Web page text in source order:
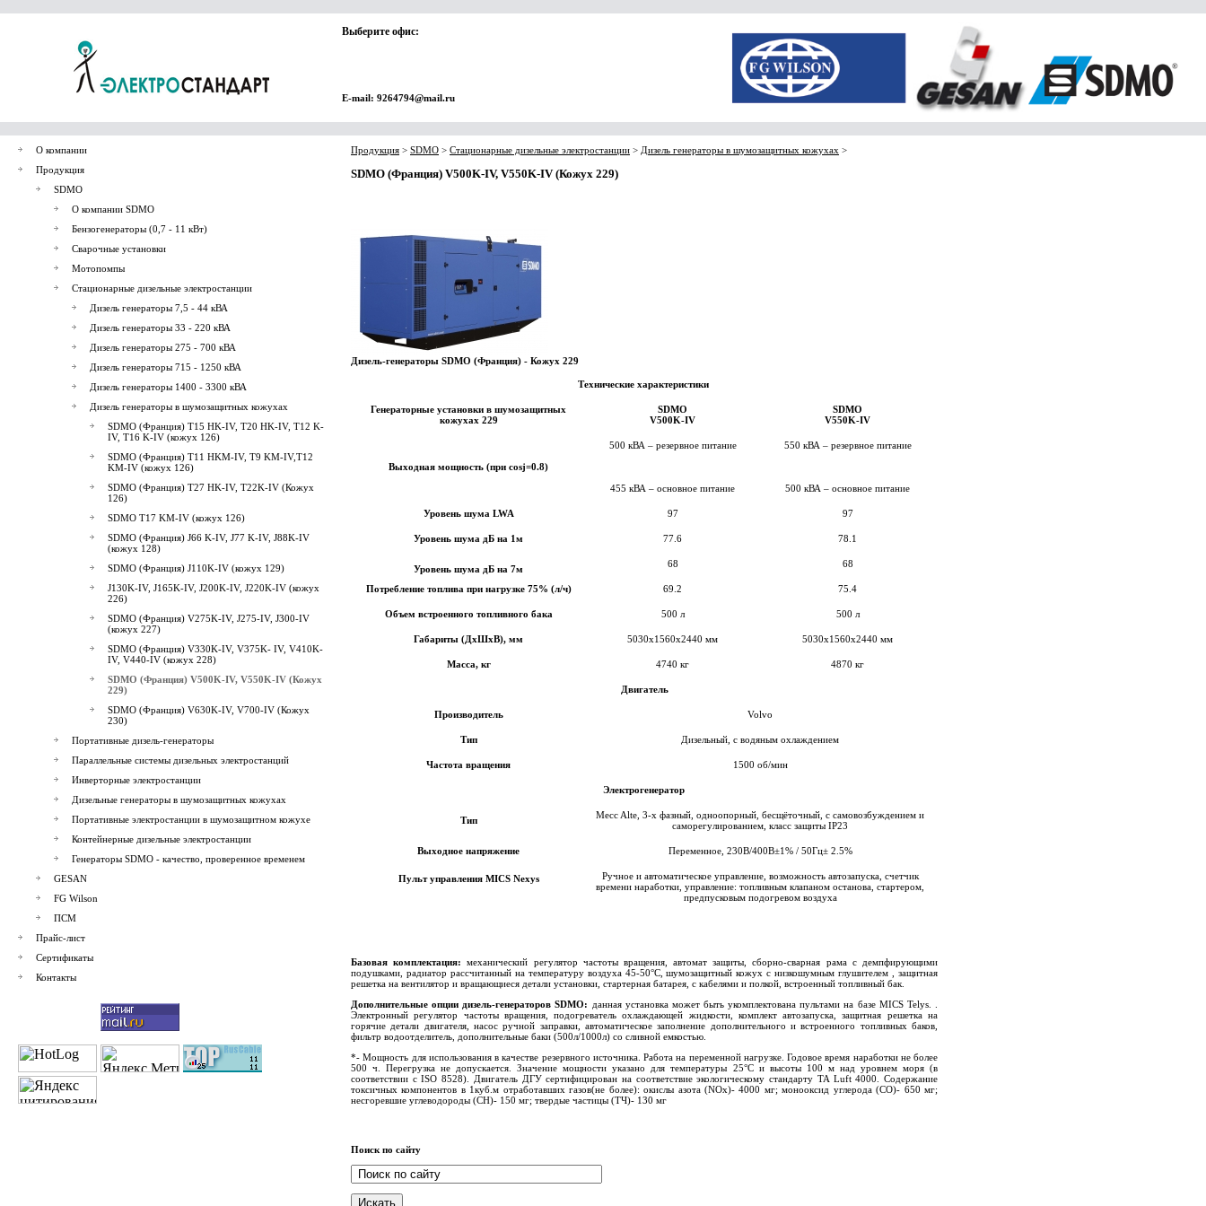
Выберите офис:
E-mail: 9264794@mail.ru
О компании
Продукция
SDMO
О компании SDMO
Бензогенераторы (0,7 - 11 кВт)
Сварочные установки
Мотопомпы
Стационарные дизельные электростанции
Дизель генераторы 7,5 - 44 кВА
Дизель генераторы 33 - 220 кВА
Дизель генераторы 275 - 700 кВА
Дизель генераторы 715 - 1250 кВА
Дизель генераторы 1400 - 3300 кВА
Дизель генераторы в шумозащитных кожухах
SDMO (Франция) T15 HK-IV, T20 HK-IV, T12 K-
IV, T16 K-IV (кожух 126)
SDMO (Франция) T11 HKМ-IV, T9 KМ-IV,T12
KМ-IV (кожух 126)
SDMO (Франция) T27 HK-IV, T22K-IV (Кожух
126)
SDMO T17 KМ-IV (кожух 126)
SDMO (Франция) J66 K-IV, J77 K-IV, J88K-IV
(кожух 128)
SDMO (Франция) J110K-IV (кожух 129)
J130K-IV, J165K-IV, J200K-IV, J220K-IV (кожух
226)
SDMO (Франция) V275K-IV, J275-IV, J300-IV
(кожух 227)
SDMO (Франция) V330K-IV, V375K- IV, V410K-
IV, V440-IV (кожух 228)
SDMO (Франция) V500K-IV, V550K-IV (Кожух
229)
SDMO (Франция) V630K-IV, V700-IV (Кожух
230)
Портативные дизель-генераторы
Параллельные системы дизельных электростанций
Инверторные электростанции
Дизельные генераторы в шумозащитных кожухах
Портативные электростанции в шумозащитном кожухе
Контейнерные дизельные электростанции
Генераторы SDMO - качество, проверенное временем
GESAN
FG Wilson
ПСМ
Прайс-лист
Сертификаты
Контакты
Продукция > SDMO > Стационарные дизельные электростанции > Дизель генераторы в шумозащитных кожухах >
SDMO (Франция) V500K-IV, V550K-IV (Кожух 229)
Дизель-генераторы SDMO (Франция) - Кожух 229
Технические характеристики
Генераторные установки в шумозащитных
кожухах 229
SDMO
V500K-IV
SDMO
V550K-IV
Выходная мощность (при cosj=0.8)
500 кВА – резервное питание
455 кВА – основное питание
550 кВА – резервное питание
500 кВА – основное питание
Уровень шума LWA 97 97
Уровень шума дБ на 1м 77.6 78.1
Уровень шума дБ на 7м 68 68
Потребление топлива при нагрузке 75% (л/ч) 69.2 75.4
Объем встроенного топливного бака 500 л 500 л
Габариты (ДхШхВ), мм 5030х1560х2440 мм 5030х1560х2440 мм
Масса, кг 4740 кг 4870 кг
Двигатель
Производитель Volvo
Тип Дизельный, с водяным охлаждением
Частота вращения 1500 об/мин
Электрогенератор
Тип
Mecc Alte, 3-х фазный, одноопорный, бесщёточный, с самовозбуждением и
саморегулированием, класс защиты IP23
Выходное напряжение Переменное, 230В/400В±1% / 50Гц± 2.5%
Пульт управления MICS Nexys
Ручное и автоматическое управление, возможность автозапуска, счетчик
времени наработки, управление: топливным клапаном останова, стартером,
предпусковым подогревом воздуха
Базовая комплектация: механический регулятор частоты вращения, автомат защиты, сборно-сварная рама с демпфирующими
подушками, радиатор рассчитанный на температуру воздуха 45-50°C, шумозащитный кожух с низкошумным глушителем , защитная
решетка на вентилятор и вращающиеся детали установки, стартерная батарея, с кабелями и полкой, встроенный топливный бак.
Дополнительные опции дизель-генераторов SDMO: данная установка может быть укомплектована пультами на базе MICS Telys. .
Электронный регулятор частоты вращения, подогреватель охлаждающей жидкости, комплект автозапуска, защитная решетка на
горячие детали двигателя, насос ручной заправки, автоматическое заполнение дополнительного и встроенного топливных баков,
фильтр водоотделитель, дополнительные баки (500л/1000л) со сливной емкостью.
*- Мощность для использования в качестве резервного источника. Работа на переменной нагрузке. Годовое время наработки не более
500 ч. Перегрузка не допускается. Значение мощности указано для температуры 25°С и высоты 100 м над уровнем моря (в
соответствии с ISO 8528). Двигатель ДГУ сертифицирован на соответствие экологическому стандарту TA Luft 4000. Содержание
токсичных компонентов в 1куб.м отработавших газов(не более): окислы азота (NOx)- 4000 мг; монооксид углерода (СО)- 650 мг;
несгоревшие углеводороды (СН)- 150 мг; твердые частицы (ТЧ)- 130 мг
Поиск по сайту